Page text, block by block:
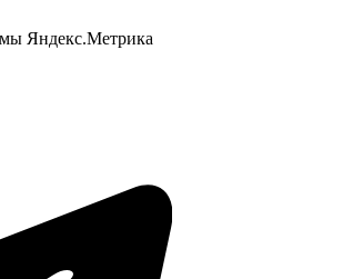
Яндекс.Метрика